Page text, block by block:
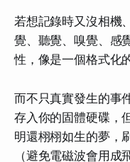
若想記錄時又沒相機
覺、聽覺、嗅覺、感
性，像是一個格式化
而不只真實發生的事
存入你的固體硬碟，
明還栩栩如生的夢，
（避免電磁波會用